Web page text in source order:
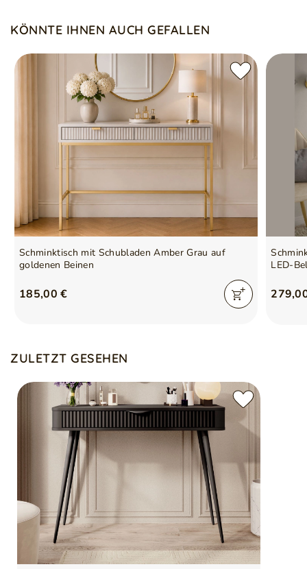
KÖNNTE IHNEN AUCH GEFALLEN
Schminktisch mit Schubladen Amber Grau auf
goldenen Beinen
185,00 €
Schminktisch
LED-
ZULETZT GESEHEN